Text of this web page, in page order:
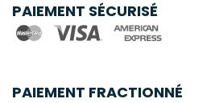
PAIEMENT SÉCURISÉ
PAIEMENT FRACTIONNÉ